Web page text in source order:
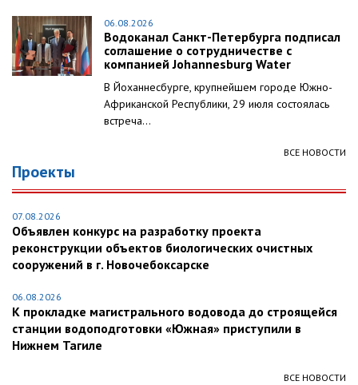
06.08.2026
Водоканал Санкт-Петербурга подписал
соглашение о сотрудничестве с
компанией Johannesburg Water
В Йоханнесбурге, крупнейшем городе Южно-
Африканской Республики, 29 июля состоялась
встреча...
ВСЕ НОВОСТИ
Проекты
07.08.2026
Объявлен конкурс на разработку проекта
реконструкции объектов биологических очистных
сооружений в г. Новочебоксарске
06.08.2026
К прокладке магистрального водовода до строящейся
станции водоподготовки «Южная» приступили в
Нижнем Тагиле
ВСЕ НОВОСТИ